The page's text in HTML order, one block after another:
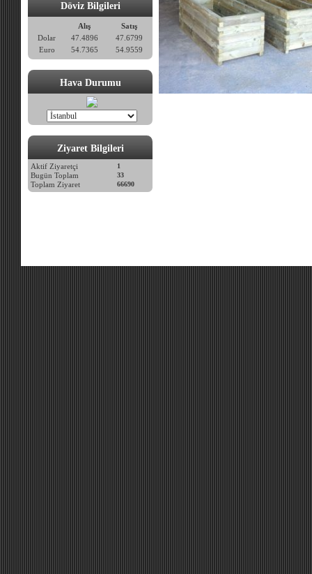
Döviz Bilgileri
Alış
Satış
Dolar
47.4896
47.6799
Euro
54.7365 54.9559
Hava Durumu
Ziyaret Bilgileri
Aktif Ziyaretçi 1
Bugün Toplam 33
Toplam Ziyaret 66690